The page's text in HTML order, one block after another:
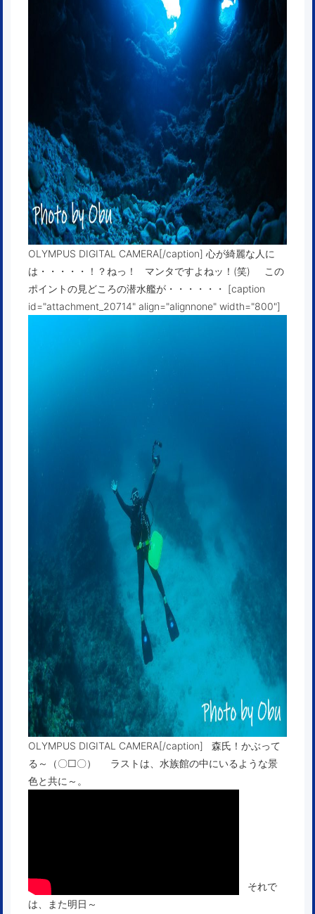
OLYMPUS DIGITAL CAMERA[/caption] 心が綺麗な人に
は・・・・・！？ねっ！ マンタですよねッ！(笑) この
ポイントの見どころの潜水艦が・・・・・・ [caption
id="attachment_20714" align="alignnone" width="800"]
OLYMPUS DIGITAL CAMERA[/caption] 森氏！かぶって
る～（〇□〇） ラストは、水族館の中にいるような景
色と共に～。
それで
は、また明日～